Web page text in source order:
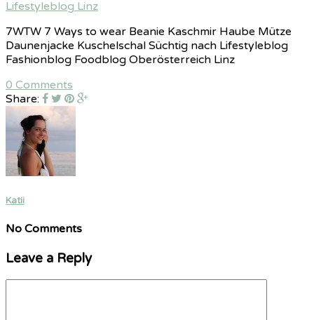
7WTW 7 Ways to wear Beanie Kaschmir Haube Mütze
Daunenjacke Kuschelschal Süchtig nach Lifestyleblog
Fashionblog Foodblog Oberösterreich Linz
0 Comments
Share:
Katii
No Comments
Leave a Reply